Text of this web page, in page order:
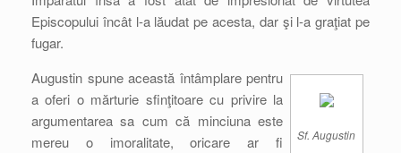
Episcopului încât l-a lăudat pe acesta, dar şi l-a graţiat pe
fugar.
Sf. Augustin
Augustin spune această întâmplare pentru
a oferi o mărturie sfinţitoare cu privire la
argumentarea sa cum că minciuna este
mereu o imoralitate, oricare ar fi